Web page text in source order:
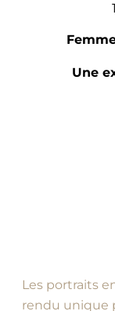
Une
Les portraits
rendu unique